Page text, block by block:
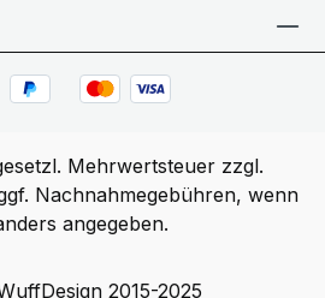
Mehrwertsteuer zzgl.
Nachnahmegebühren, wenn
angegeben.
2015-2025